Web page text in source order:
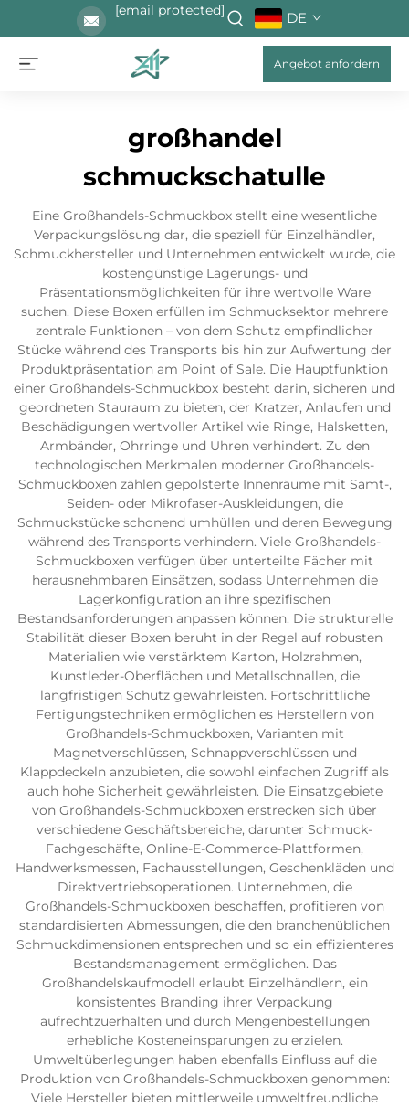
[email protected] DE
Angebot anfordern
großhandel
schmuckschatulle
Eine Großhandels-Schmuckbox stellt eine wesentliche
Verpackungslösung dar, die speziell für Einzelhändler,
Schmuckhersteller und Unternehmen entwickelt wurde, die
kostengünstige Lagerungs- und
Präsentationsmöglichkeiten für ihre wertvolle Ware
suchen. Diese Boxen erfüllen im Schmucksektor mehrere
zentrale Funktionen – von dem Schutz empfindlicher
Stücke während des Transports bis hin zur Aufwertung der
Produktpräsentation am Point of Sale. Die Hauptfunktion
einer Großhandels-Schmuckbox besteht darin, sicheren und
geordneten Stauraum zu bieten, der Kratzer, Anlaufen und
Beschädigungen wertvoller Artikel wie Ringe, Halsketten,
Armbänder, Ohrringe und Uhren verhindert. Zu den
technologischen Merkmalen moderner Großhandels-
Schmuckboxen zählen gepolsterte Innenräume mit Samt-,
Seiden- oder Mikrofaser-Auskleidungen, die
Schmuckstücke schonend umhüllen und deren Bewegung
während des Transports verhindern. Viele Großhandels-
Schmuckboxen verfügen über unterteilte Fächer mit
herausnehmbaren Einsätzen, sodass Unternehmen die
Lagerkonfiguration an ihre spezifischen
Bestandsanforderungen anpassen können. Die strukturelle
Stabilität dieser Boxen beruht in der Regel auf robusten
Materialien wie verstärktem Karton, Holzrahmen,
Kunstleder-Oberflächen und Metallschnallen, die
langfristigen Schutz gewährleisten. Fortschrittliche
Fertigungstechniken ermöglichen es Herstellern von
Großhandels-Schmuckboxen, Varianten mit
Magnetverschlüssen, Schnappverschlüssen und
Klappdeckeln anzubieten, die sowohl einfachen Zugriff als
auch hohe Sicherheit gewährleisten. Die Einsatzgebiete
von Großhandels-Schmuckboxen erstrecken sich über
verschiedene Geschäftsbereiche, darunter Schmuck-
Fachgeschäfte, Online-E-Commerce-Plattformen,
Handwerksmessen, Fachausstellungen, Geschenkläden und
Direktvertriebsoperationen. Unternehmen, die
Großhandels-Schmuckboxen beschaffen, profitieren von
standardisierten Abmessungen, die den branchenüblichen
Schmuckdimensionen entsprechen und so ein effizienteres
Bestandsmanagement ermöglichen. Das
Großhandelskaufmodell erlaubt Einzelhändlern, ein
konsistentes Branding ihrer Verpackung
aufrechtzuerhalten und durch Mengenbestellungen
erhebliche Kosteneinsparungen zu erzielen.
Umweltüberlegungen haben ebenfalls Einfluss auf die
Produktion von Großhandels-Schmuckboxen genommen:
Viele Hersteller bieten mittlerweile umweltfreundliche